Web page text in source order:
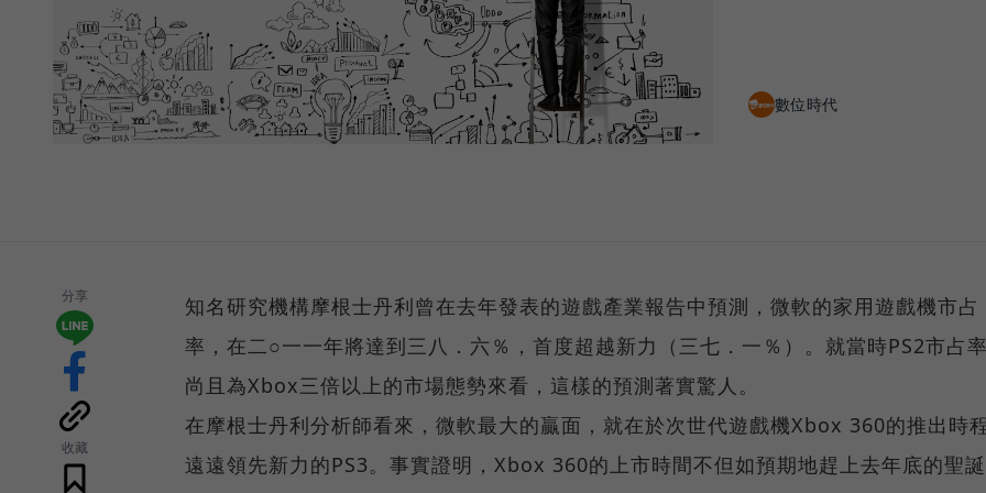
數位時代
分享
收藏
知名研究機構摩根士丹利曾在去年發表的遊戲產業報告中預測，微軟的家用遊戲機市占
率，在二○一一年將達到三八．六％，首度超越新力（三七．一％）。就當時PS2市占
尚且為Xbox三倍以上的市場態勢來看，這樣的預測著實驚人。
在摩根士丹利分析師看來，微軟最大的贏面，就在於次世代遊戲機Xbox 360的推出時
遠遠領先新力的PS3。事實證明，Xbox 360的上市時間不但如預期地趕上去年底的聖誕